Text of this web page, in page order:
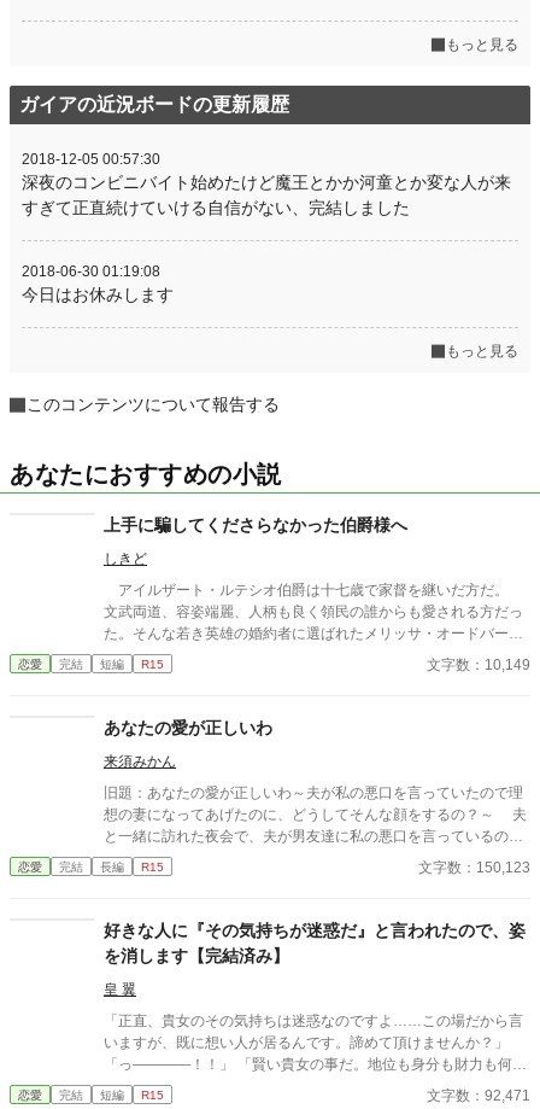
もっと見る
ガイアの近況ボードの更新履歴
2018-12-05 00:57:30
深夜のコンビニバイト始めたけど魔王とかか河童とか変な人が来
すぎて正直続けていける自信がない、完結しました
2018-06-30 01:19:08
今日はお休みします
もっと見る
このコンテンツについて報告する
あなたにおすすめの小説
上手に騙してくださらなかった伯爵様へ
しきど
アイルザート・ルテシオ伯爵は十七歳で家督を継いだ方だ。
文武両道、容姿端麗、人柄も良く領民の誰からも愛される方だっ
た。そんな若き英雄の婚約者に選ばれたメリッサ・オードバーン
子爵令嬢は、自身を果報者と信じて疑っていなかった。 彼が屋
敷のメイドと関係を持っていると知る事になる、その時までは。
るつもりだった。分かっていてそれでも、許せなかった。 メリ
ッサにとってアイルザートは、本心から愛した人だったから。
恋愛 完結 短編 R15 文字数：10,149
あなたの愛が正しいわ
来須みかん
旧題：あなたの愛が正しいわ～夫が私の悪口を言っていたので理
想の妻になってあげたのに、どうしてそんな顔をするの？～ 夫
と一緒に訪れた夜会で、夫が男友達に私の悪口を言っているのを
聞いてしまった。そのことをきっかけに、私は夫の理想の妻にな
ることを決める。それまで夫を心の底から愛して尽くしていたけ
私は、生まれ変わったように清々しい気分になっていた。 一
方、夫は妻の変化に戸惑い、誤解があったことに気がつき、自分
の今までの酷い態度を謝ったが、妻は美しい笑みを浮かべてこう
いった。 「いいえ、間違っていたのは私のほう。あなたの愛が正
しいわ」
恋愛 完結 長編 R15 文字数：150,123
好きな人に『その気持ちが迷惑だ』と言われたので、姿
を消します【完結済み】
皇 翼
「正直、貴女のその気持ちは迷惑なのですよ……この場だから言
いますが、既に想い人が居るんです。諦めて頂けませんか？」
「っ――――！！」 「賢い貴女の事だ。地位も身分も財力も何も
かもが貴女にとっては高嶺の花だと元々分かっていたのでしょ
恋愛 完結 短編 R15 文字数：92,471